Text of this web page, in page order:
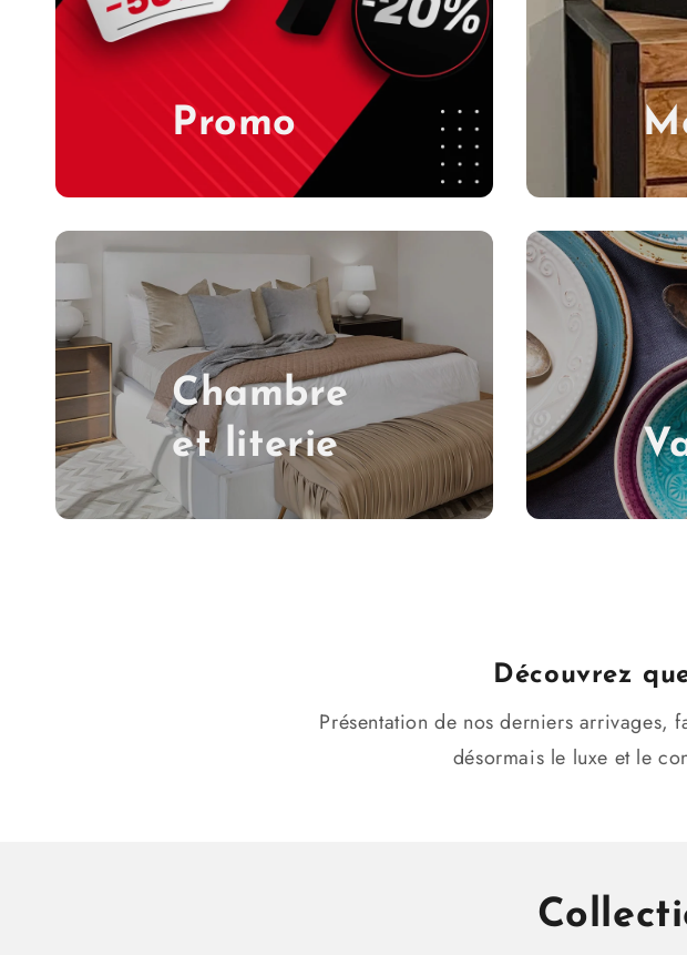
Promo
Chambre
et literie
Découvrez
Présentation de nos derniers arrivages,
désormais le luxe et le